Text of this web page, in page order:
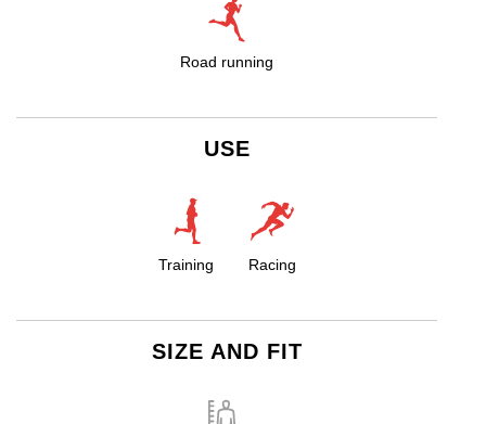
Road running
USE
Training Racing
SIZE AND FIT